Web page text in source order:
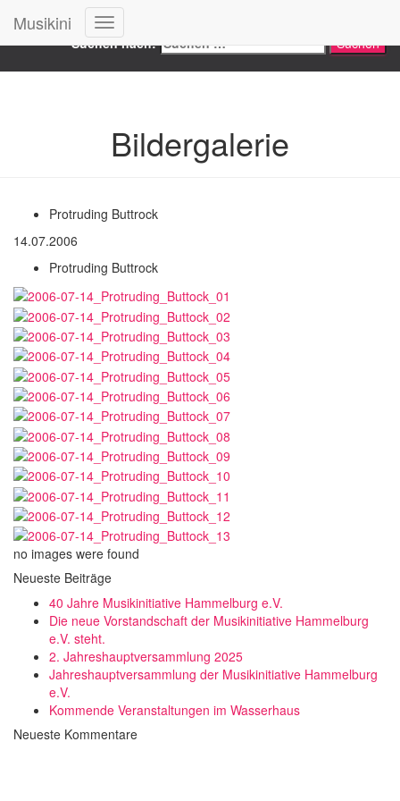
Search
Suchen nach:
Musikini
Navigation
umschalten
Bildergalerie
Protruding Buttrock
14.07.2006
Protruding Buttrock
no images were found
Neueste Beiträge
40 Jahre Musikinitiative Hammelburg e.V.
Die neue Vorstandschaft der Musikinitiative Hammelburg
e.V. steht.
2. Jahreshauptversammlung 2025
Jahreshauptversammlung der Musikinitiative Hammelburg
e.V.
Kommende Veranstaltungen im Wasserhaus
Neueste Kommentare